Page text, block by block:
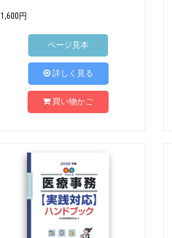
1,600円
ページ見本
詳しく見る
買い物かご